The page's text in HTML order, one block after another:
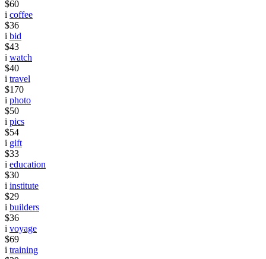
$60
i coffee
$36
i bid
$43
i watch
$40
i travel
$170
i photo
$50
i pics
$54
i gift
$33
i education
$30
i institute
$29
i builders
$36
i voyage
$69
i training